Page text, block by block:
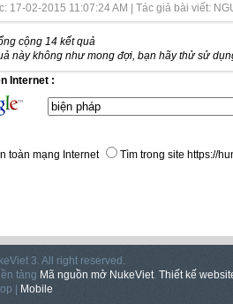
17-02-2015 11:07:24 AM | Tác giả bài viết:
cộng 14 kết quả
này không như mong đợi, bạn hãy thử sử
Internet :
toàn mạng Internet Tìm trong site https://
3. All right reserved.
tảng Mã nguồn mở NukeViet. Thiết kế
|
Mobile